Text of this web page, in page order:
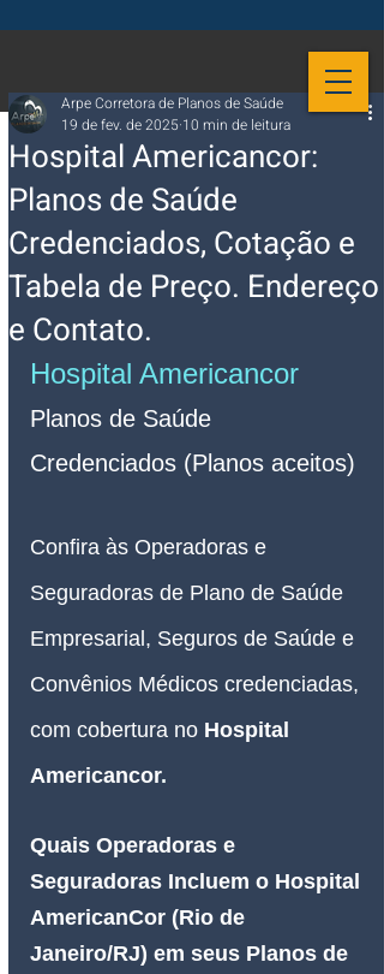
Hospital Americancor:
Planos de Saúde
Credenciados, Cotação e
Tabela de Preço. Endereço
e Contato.
Arpe Corretora de Planos de Saúde
19 de fev. de 2025 10 min de leitura
Hospital Americancor
Planos de Saúde
Credenciados (Planos aceitos)
Confira às Operadoras e
Seguradoras de Plano de Saúde
Empresarial, Seguros de Saúde e
Convênios Médicos credenciadas,
com cobertura no Hospital
Americancor.
Quais Operadoras e
Seguradoras Incluem o Hospital
AmericanCor (Rio de
Janeiro/RJ) em seus Planos de